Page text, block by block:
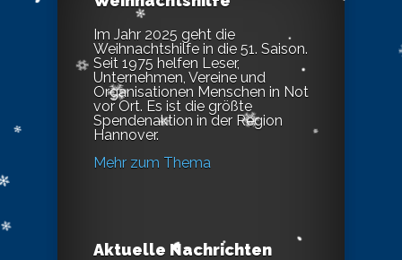
Im Jahr 2025 geht die
Weihnachtshilfe in die 51. Saison.
Seit 1975 helfen Leser,
Unternehmen, Vereine und
Organisationen Menschen in Not
vor Ort. Es ist die größte
Spendenaktion in der Region
Hannover.
Mehr zum Thema
Aktuelle Nachrichten